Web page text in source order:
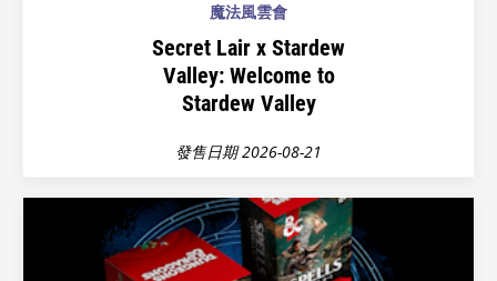
魔法風雲會
Secret Lair x Stardew
Valley: Welcome to
Stardew Valley
發售日期 2026-08-21